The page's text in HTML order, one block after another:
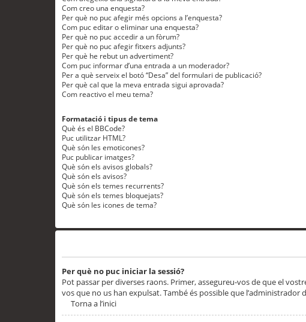
Com creo una enquesta?
Per què no puc afegir més opcions a l’enquesta?
Com puc editar o eliminar una enquesta?
Per què no puc accedir a un fòrum?
Per què no puc afegir fitxers adjunts?
Per què he rebut un advertiment?
Com puc informar d’una entrada a un moderador?
Per a què serveix el botó “Desa” del formulari de publicació?
Per què cal que la meva entrada sigui aprovada?
Com reactivo el meu tema?
Formatació i tipus de tema
Què és el BBCode?
Puc utilitzar HTML?
Què són les emoticones?
Puc publicar imatges?
Què són els avisos globals?
Què són els avisos?
Què són els temes recurrents?
Què són els temes bloquejats?
Què són les icones de tema?
Per què no puc iniciar la sessió?
Pot passar per diverses raons. Primer, assegureu-vos de que el
vos que no us han expulsat. També és possible que
Torna a l’inici